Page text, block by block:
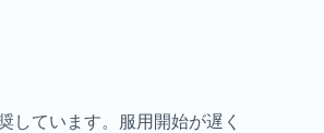
しています。服用開始が遅く